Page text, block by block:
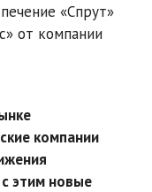
«Спрут»
от компании
компании
с этим новые